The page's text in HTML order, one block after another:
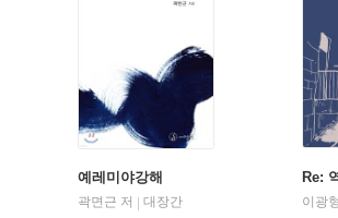
예레미야강해
곽면근 저 | 대장간
Re:
이광